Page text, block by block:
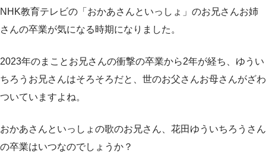
NHK教育テレビの「おかあさんといっしょ」のお兄さんお姉
さんの卒業が気になる時期になりました。
2023年のまことお兄さんの衝撃の卒業から2年が経ち、ゆうい
ちろうお兄さんはそろそろだと、世のお父さんお母さんがざわ
ついていますよね。
おかあさんといっしょの歌のお兄さん、花田ゆういちろうさん
の卒業はいつなのでしょうか？